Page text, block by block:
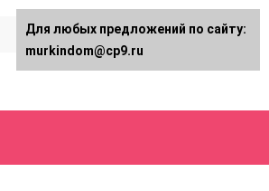
Для любых предложений по сайту:
murkindom@cp9.ru